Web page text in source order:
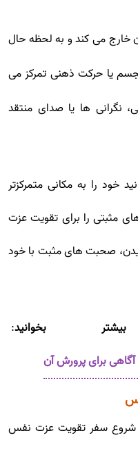
خارج می کند و به لحظه حال
یا حرکت ذهنی تمرکز می
نگرانی ها یا صدای منتقد
خود را به مکانی متمرکزتر
مثبتی را برای تقویت عزت
صحبت های مثبت با خود
بیشتر بخوانید:
شروع سفر تقویت عزت نفس